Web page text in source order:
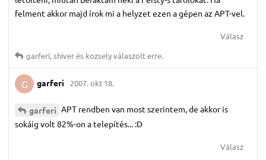
felment akkor majd írok mi a helyzet ezen a gépen az APT-vel.
Válasz
garferi,shiverés kozselyválaszolt erre.
G garferi 2007. okt 18.
garferi APT rendben van most szerintem, de akkor is
sokáig volt 82%-on a telepítés... :D
Válasz